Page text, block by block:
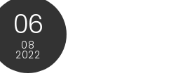
06
08
2022